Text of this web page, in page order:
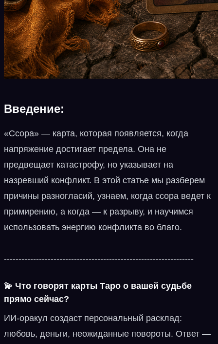
Введение:
«Ссора» — карта, которая появляется, когда
напряжение достигает предела. Она не
предвещает катастрофу, но указывает на
назревший конфликт. В этой статье мы разберем
причины разногласий, узнаем, когда ссора ведет к
примирению, а когда — к разрыву, и научимся
использовать энергию конфликта во благо.
-----------------------------------------------------------------
💫 Что говорят карты Таро о вашей судьбе
прямо сейчас?
ИИ‑оракул создаст персональный расклад:
любовь, деньги, неожиданные повороты. Ответ —